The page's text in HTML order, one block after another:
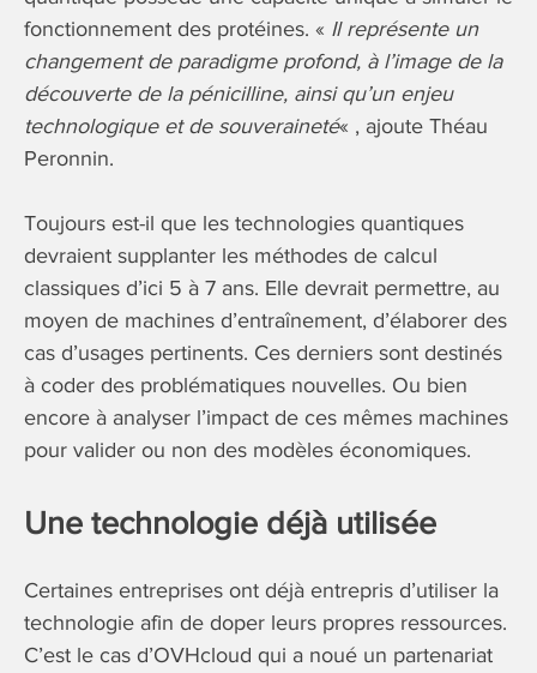
fonctionnement des protéines. « Il représente un
changement de paradigme profond, à l’image de la
découverte de la pénicilline, ainsi qu’un enjeu
technologique et de souveraineté« , ajoute Théau
Peronnin.
Toujours est-il que les technologies quantiques
devraient supplanter les méthodes de calcul
classiques d’ici 5 à 7 ans. Elle devrait permettre, au
moyen de machines d’entraînement, d’élaborer des
cas d’usages pertinents. Ces derniers sont destinés
à coder des problématiques nouvelles. Ou bien
encore à analyser l’impact de ces mêmes machines
pour valider ou non des modèles économiques.
Une technologie déjà utilisée
Certaines entreprises ont déjà entrepris d’utiliser la
technologie afin de doper leurs propres ressources.
C’est le cas d’OVHcloud qui a noué un partenariat